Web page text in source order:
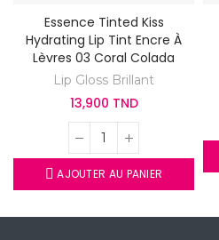
Essence Tinted Kiss
Hydrating Lip Tint Encre À
Lèvres 03 Coral Colada
Lip Gloss Brillant
13,900 TND
AJOUTER AU PANIER